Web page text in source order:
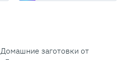
Домашние заготовки от